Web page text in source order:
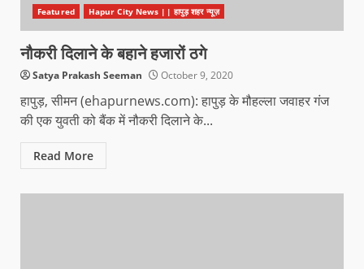
Featured Hapur City News || हापुड़ शहर न्यूज़
नौकरी दिलाने के बहाने हजारों ठगे
Satya Prakash Seeman October 9, 2020
हापुड़, सीमन (ehapurnews.com): हापुड़ के मौहल्ला जवाहर गंज
की एक युवती को बैंक में नौकरी दिलाने के...
Read More